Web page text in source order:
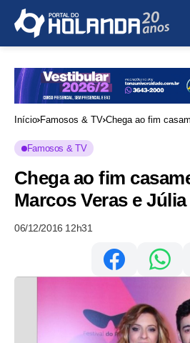
Início Famosos & TV Chega ao fim
Famosos & TV
Chega ao fim
Marcos Veras e
06/12/2016 12h31